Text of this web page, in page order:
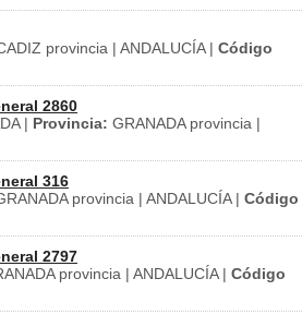
provincia | ANDALUCÍA | Código
2860
| Provincia: GRANADA provincia |
316
provincia | ANDALUCÍA | Código
2797
provincia | ANDALUCÍA | Código